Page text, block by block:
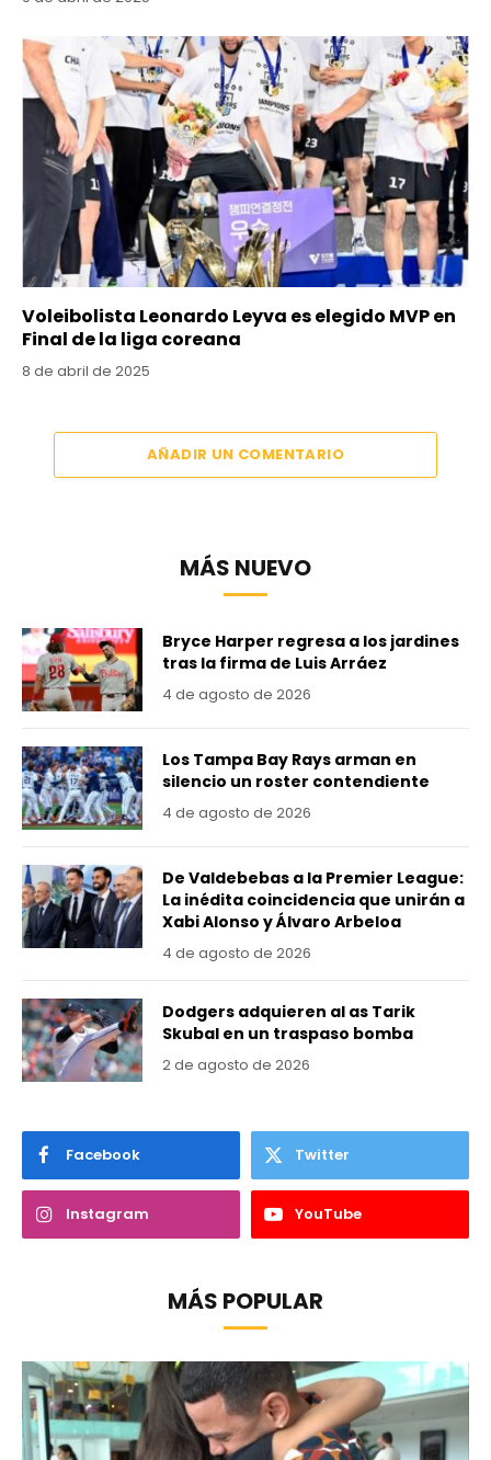
Voleibolista Leonardo Leyva es elegido MVP en
Final de la liga coreana
8 de abril de 2025
AÑADIR UN COMENTARIO
MÁS NUEVO
Bryce Harper regresa a los jardines
tras la firma de Luis Arráez
4 de agosto de 2026
Los Tampa Bay Rays arman en
silencio un roster contendiente
4 de agosto de 2026
De Valdebebas a la Premier League:
La inédita coincidencia que unirán a
Xabi Alonso y Álvaro Arbeloa
4 de agosto de 2026
Dodgers adquieren al as Tarik
Skubal en un traspaso bomba
2 de agosto de 2026
Facebook Twitter
Instagram YouTube
MÁS POPULAR